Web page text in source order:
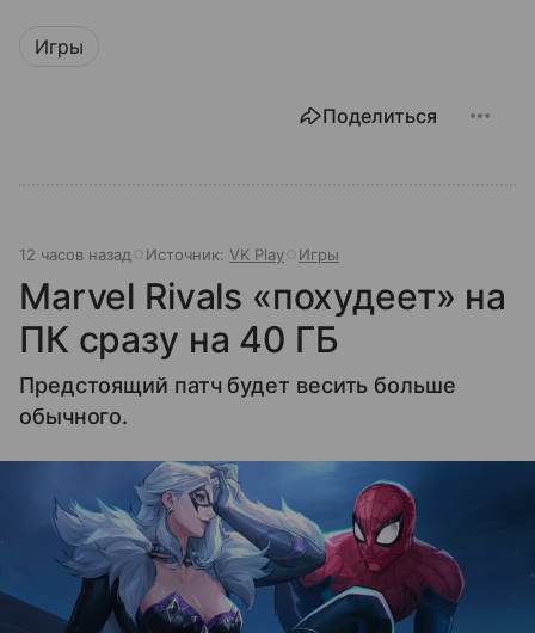
Игры
Поделиться
12 часов назад Источник: VK Play Игры
Marvel Rivals «похудеет» на
ПК сразу на 40 ГБ
Предстоящий патч будет весить больше
обычного.